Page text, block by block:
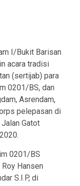
I/Bukit Barisan
acara tradisi
(sertijab) para
0201/BS, dan
Asrendam,
pelepasan di
Gatot
0201/BS
Hansen
S.I.P, di